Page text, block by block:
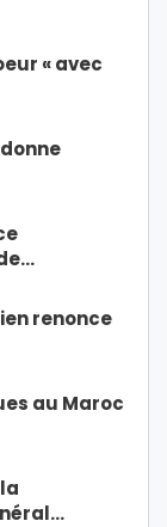
« avec
renonce
au Maroc